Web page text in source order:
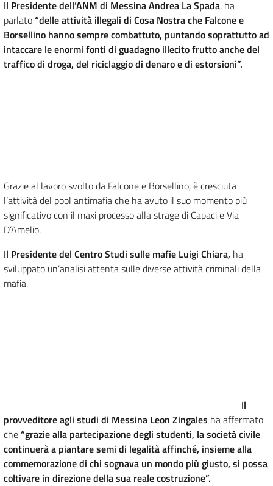
Il Presidente dell’ANM di Messina Andrea La Spada, ha
parlato“delle attività illegali di Cosa Nostra che Falcone e
Borsellino hanno sempre combattuto, puntando soprattutto ad
intaccare le enormi fonti di guadagno illecito frutto anche del
traffico di droga, del riciclaggio di denaro e di estorsioni”.
Grazie al lavoro svolto da Falcone e Borsellino, è cresciuta
l’attività del pool antimafia che ha avuto il suo momento più
significativo con il maxi processo alla strage di Capaci e Via
D’Amelio.
Il Presidente del Centro Studi sulle mafie Luigi Chiara, ha
sviluppato un’analisi attenta sulle diverse attività criminali della
mafia.
Il
provveditore agli studi di Messina Leon Zingales ha affermato
che“grazie alla partecipazione degli studenti, la società civile
continuerà a piantare semi di legalità affinché, insieme alla
commemorazione di chi sognava un mondo più giusto, si possa
coltivare in direzione della sua reale costruzione”.